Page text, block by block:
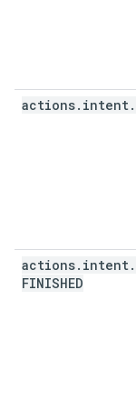
actions. intent .
actions. intent .
FINISHED